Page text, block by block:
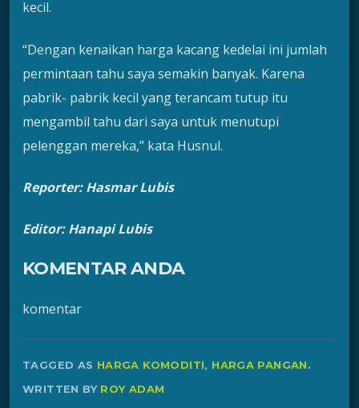
kecil.
“Dengan kenaikan harga kacang kedelai ini jumlah
permintaan tahu saya semakin banyak. Karena
pabrik- pabrik kecil yang terancam tutup itu
mengambil tahu dari saya untuk menutupi
pelenggan mereka,” kata Husnul.
Reporter: Hasmar Lubis
Editor: Hanapi Lubis
KOMENTAR ANDA
komentar
TAGGED AS HARGA KOMODITI, HARGA PANGAN.
WRITTEN BY ROY ADAM